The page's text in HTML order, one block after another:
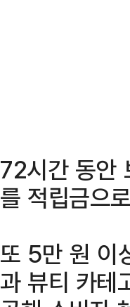
72시간 동안
를 적립금으
또 5만 원 이
과 뷰티 카테